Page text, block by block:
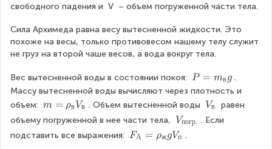
х
м
е
д
А
=
o
t
g
свободного падения и V – объем погруженной части тела.
Сила Архимеда равна весу вытесненной жидкости. Это
похоже на весы, только противовесом нашему телу служит
не груз на второй чаше весов, а вода вокруг тела.
Вес вытесненной воды в состоянии покоя: P
=
m
в
P = mвg .
Массу вытесненной воды вычисляют через плотность и
объем: m
=
_
m = ρв Vв . Объем вытесненной воды V
_
Vв
равен
объему погруженной в нее части тела, V
_
Vпогр. . Если
подставить все выражения: F
FА = ρжgVп .